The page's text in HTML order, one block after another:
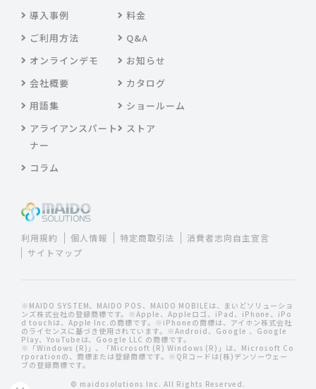
導入事例
料金
ご利用方法
Q&A
オンラインデモ
お知らせ
会社概要
カタログ
用語集
ショールーム
アライアンスパート
ナー
ストア
コラム
利用規約 個人情報 特定商取引法
消費者志向自主宣言
サイトマップ
※MAIDO SYSTEM、MAIDO POS、MAIDO MOBILEは、まいどソリューショ
ンズ株式会社の登録商標です。※Apple、Appleロゴ、iPad、iPhone、iPo
d touchは、Apple Inc.の商標です。※iPhoneの商標は、アイホン株式会社
のライセンスに基づき使用されています。※Android、Google 、Google
Play、YouTubeは、Google LLC の商標です。
※「Windows (R)」、「Microsoft (R) Windows (R)」は、Microsoft Co
rporationの、商標または登録商標です。※QRコードは(株)デンソーウェー
ブの登録商標です。
© maidosolutions Inc. All Rights Reserved.